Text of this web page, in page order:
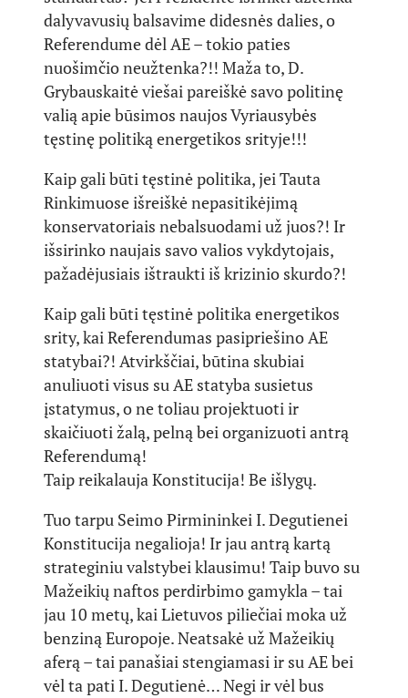
dalyvavusių balsavime didesnės dalies, o
Referendume dėl AE – tokio paties
nuošimčio neužtenka?!! Maža to, D.
Grybauskaitė viešai pareiškė savo politinę
valią apie būsimos naujos Vyriausybės
tęstinę politiką energetikos srityje!!!
Kaip gali būti tęstinė politika, jei Tauta
Rinkimuose išreiškė nepasitikėjimą
konservatoriais nebalsuodami už juos?! Ir
išsirinko naujais savo valios vykdytojais,
pažadėjusiais ištraukti iš krizinio skurdo?!
Kaip gali būti tęstinė politika energetikos
srity, kai Referendumas pasipriešino AE
statybai?! Atvirkščiai, būtina skubiai
anuliuoti visus su AE statyba susietus
įstatymus, o ne toliau projektuoti ir
skaičiuoti žalą, pelną bei organizuoti antrą
Referendumą!
Taip reikalauja Konstitucija! Be išlygų.
Tuo tarpu Seimo Pirmininkei I. Degutienei
Konstitucija negalioja! Ir jau antrą kartą
strateginiu valstybei klausimu! Taip buvo su
Mažeikių naftos perdirbimo gamykla – tai
jau 10 metų, kai Lietuvos piliečiai moka už
benziną Europoje. Neatsakė už Mažeikių
aferą – tai panašiai stengiamasi ir su AE bei
vėl ta pati I. Degutienė… Negi ir vėl bus